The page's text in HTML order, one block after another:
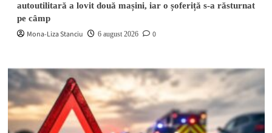
autoutilitară a lovit două mașini, iar o șoferiță s-a răsturnat
pe câmp
Mona-Liza Stanciu 6 august 2026 0